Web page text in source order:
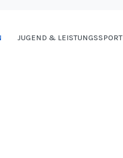
JUGEND & LEISTUNGSSPORT